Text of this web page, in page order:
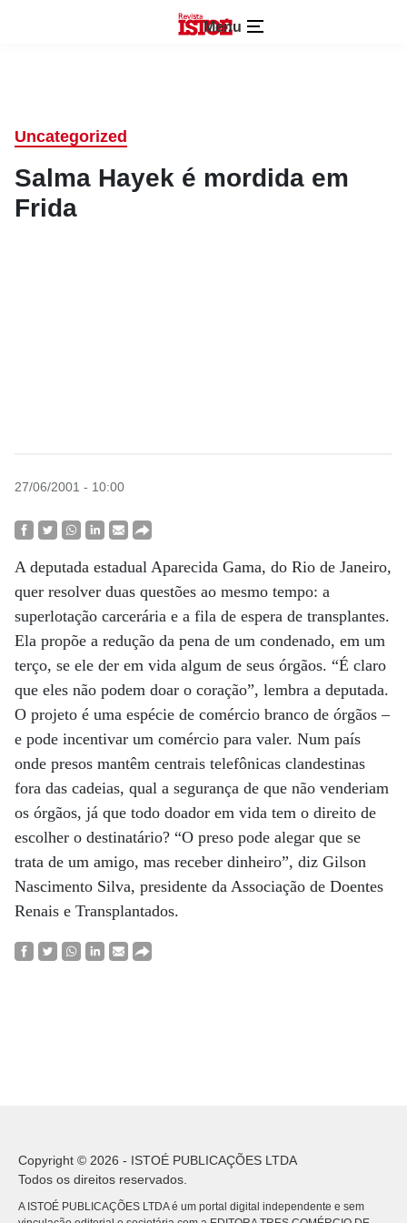
Menu
Uncategorized
Salma Hayek é mordida em
Frida
27/06/2001 - 10:00
A deputada estadual Aparecida Gama, do Rio de Janeiro,
quer resolver duas questões ao mesmo tempo: a
superlotação carcerária e a fila de espera de transplantes.
Ela propõe a redução da pena de um condenado, em um
terço, se ele der em vida algum de seus órgãos. “É claro
que eles não podem doar o coração”, lembra a deputada.
O projeto é uma espécie de comércio branco de órgãos –
e pode incentivar um comércio para valer. Num país
onde presos mantêm centrais telefônicas clandestinas
fora das cadeias, qual a segurança de que não venderiam
os órgãos, já que todo doador em vida tem o direito de
escolher o destinatário? “O preso pode alegar que se
trata de um amigo, mas receber dinheiro”, diz Gilson
Nascimento Silva, presidente da Associação de Doentes
Renais e Transplantados.
Copyright © 2026 - ISTOÉ PUBLICAÇÕES LTDA
Todos os direitos reservados.
A ISTOÉ PUBLICAÇÕES LTDA é um portal digital independente e sem